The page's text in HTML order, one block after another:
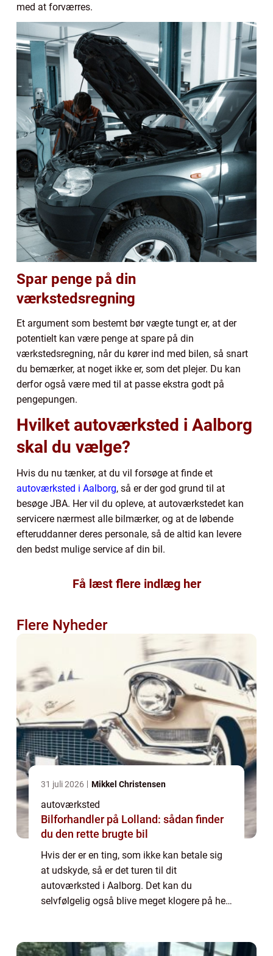
med at forværres.
Spar penge på din
værkstedsregning
Et argument som bestemt bør vægte tungt er, at der
potentielt kan være penge at spare på din
værkstedsregning, når du kører ind med bilen, så snart
du bemærker, at noget ikke er, som det plejer. Du kan
derfor også være med til at passe ekstra godt på
pengepungen.
Hvilket autoværksted i Aalborg
skal du vælge?
Hvis du nu tænker, at du vil forsøge at finde et
autoværksted i Aalborg, så er der god grund til at
besøge JBA. Her vil du opleve, at autoværkstedet kan
servicere nærmest alle bilmærker, og at de løbende
efteruddanner deres personale, så de altid kan levere
den bedst mulige service af din bil.
Få læst flere indlæg her
Flere Nyheder
31 juli 2026 Mikkel Christensen
autoværksted
Bilforhandler på Lolland: sådan finder
du den rette brugte bil
Hvis der er en ting, som ikke kan betale sig
at udskyde, så er det turen til dit
autoværksted i Aalborg. Det kan du
selvfølgelig også blive meget klogere på her.
længe....